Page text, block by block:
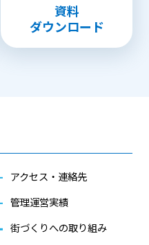
資料
ダウンロード
アクセス・連絡先
管理運営実績
街づくりへの取り組み